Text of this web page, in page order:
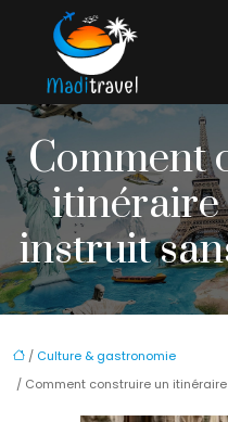
Comment
instruit
/ Culture & gastronomie
/ Comment construire un